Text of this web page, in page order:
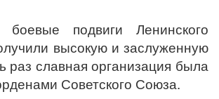
подвиги Ленинского
высокую и заслуженную
раз славная организация была
Советского Союза.